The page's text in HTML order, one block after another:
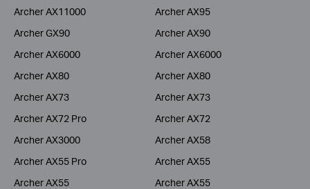
Archer AX11000
Archer AX95
Archer GX90
Archer AX90
Archer AX6000
Archer AX6000
Archer AX80
Archer AX80
Archer AX73
Archer AX73
Archer AX72 Pro
Archer AX72
Archer AX3000
Archer AX58
Archer AX55 Pro
Archer AX55
Archer AX55
Archer AX55